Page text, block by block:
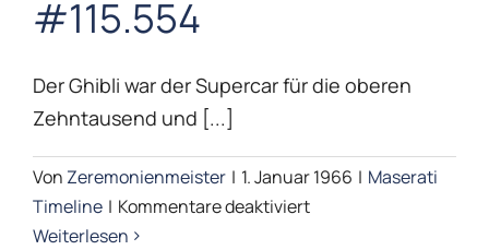
#115.554
#115.554
Der Ghibli war der Supercar für die oberen
Zehntausend und [...]
Von Zeremonienmeister | 1. Januar 1966 | Maserati
Timeline | Kommentare deaktiviertfür
Weiterlesen